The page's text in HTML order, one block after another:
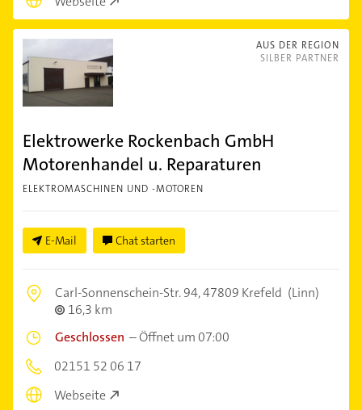
AUS DER REGION
SILBER PARTNER
Elektrowerke Rockenbach GmbH
Motorenhandel u. Reparaturen
ELEKTROMASCHINEN UND -MOTOREN
E-Mail Chat starten
Carl-Sonnenschein-Str. 94,47809 Krefeld (Linn)
16,3 km
Geschlossen –Öffnet um 07:00
02151 52 06 17
Webseite